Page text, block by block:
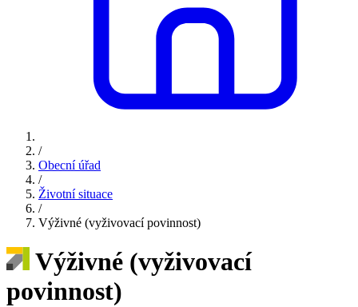
/
Obecní úřad
/
Životní situace
/
Výživné (vyživovací povinnost)
Výživné (vyživovací
povinnost)